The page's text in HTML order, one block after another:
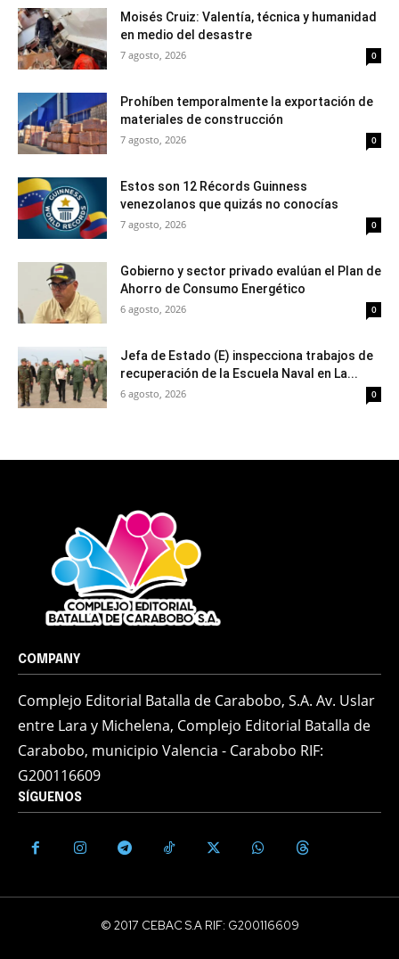
Moisés Cruiz: Valentía, técnica y humanidad
en medio del desastre
7 agosto, 2026 0
Prohíben temporalmente la exportación de
materiales de construcción
7 agosto, 2026 0
Estos son 12 Récords Guinness
venezolanos que quizás no conocías
7 agosto, 2026 0
Gobierno y sector privado evalúan el Plan de
Ahorro de Consumo Energético
6 agosto, 2026 0
Jefa de Estado (E) inspecciona trabajos de
recuperación de la Escuela Naval en La...
6 agosto, 2026 0
COMPANY
Complejo Editorial Batalla de Carabobo, S.A. Av. Uslar
entre Lara y Michelena, Complejo Editorial Batalla de
Carabobo, municipio Valencia - Carabobo RIF:
G200116609
SÍGUENOS
© 2017 CEBAC S.A RIF: G200116609